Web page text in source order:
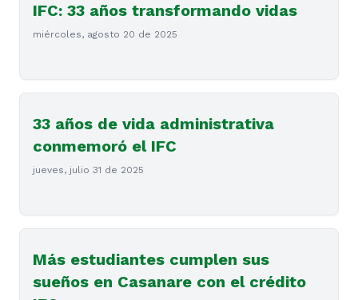
IFC: 33 años transformando vidas
miércoles, agosto 20 de 2025
33 años de vida administrativa
conmemoró el IFC
jueves, julio 31 de 2025
Más estudiantes cumplen sus
sueños en Casanare con el crédito